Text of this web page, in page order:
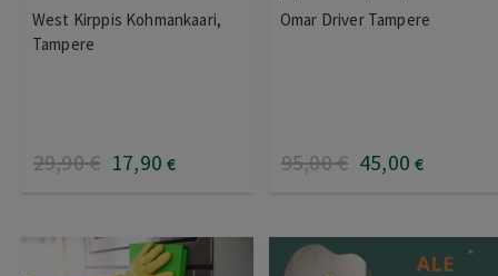
West Kirppis Kohmankaari,
Tampere
29,90€ 17,90 €
Omar Driver Tampere
95,00€ 45,00 €